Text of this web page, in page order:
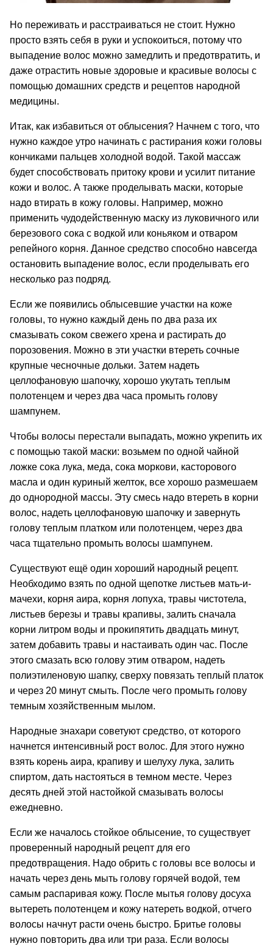
Но переживать и расстраиваться не стоит. Нужно
просто взять себя в руки и успокоиться, потому что
выпадение волос можно замедлить и предотвратить, и
даже отрастить новые здоровые и красивые волосы с
помощью домашних средств и рецептов народной
медицины.
Итак, как избавиться от облысения? Начнем с того, что
нужно каждое утро начинать с растирания кожи головы
кончиками пальцев холодной водой. Такой массаж
будет способствовать притоку крови и усилит питание
кожи и волос. А также проделывать маски, которые
надо втирать в кожу головы. Например, можно
применить чудодейственную маску из луковичного или
березового сока с водкой или коньяком и отваром
репейного корня. Данное средство способно навсегда
остановить выпадение волос, если проделывать его
несколько раз подряд.
Если же появились облысевшие участки на коже
головы, то нужно каждый день по два раза их
смазывать соком свежего хрена и растирать до
порозовения. Можно в эти участки втереть сочные
крупные чесночные дольки. Затем надеть
целлофановую шапочку, хорошо укутать теплым
полотенцем и через два часа промыть голову
шампунем.
Чтобы волосы перестали выпадать, можно укрепить их
с помощью такой маски: возьмем по одной чайной
ложке сока лука, меда, сока моркови, касторового
масла и один куриный желток, все хорошо размешаем
до однородной массы. Эту смесь надо втереть в корни
волос, надеть целлофановую шапочку и завернуть
голову теплым платком или полотенцем, через два
часа тщательно промыть волосы шампунем.
Существуют ещё один хороший народный рецепт.
Необходимо взять по одной щепотке листьев мать-и-
мачехи, корня аира, корня лопуха, травы чистотела,
листьев березы и травы крапивы, залить сначала
корни литром воды и прокипятить двадцать минут,
затем добавить травы и настаивать один час. После
этого смазать всю голову этим отваром, надеть
полиэтиленовую шапку, сверху повязать теплый платок
и через 20 минут смыть. После чего промыть голову
темным хозяйственным мылом.
Народные знахари советуют средство, от которого
начнется интенсивный рост волос. Для этого нужно
взять корень аира, крапиву и шелуху лука, залить
спиртом, дать настояться в темном месте. Через
десять дней этой настойкой смазывать волосы
ежедневно.
Если же началось стойкое облысение, то существует
проверенный народный рецепт для его
предотвращения. Надо обрить с головы все волосы и
начать через день мыть голову горячей водой, тем
самым распаривая кожу. После мытья голову досуха
вытереть полотенцем и кожу натереть водкой, отчего
волосы начнут расти очень быстро. Бритье головы
нужно повторить два или три раза. Если волосы